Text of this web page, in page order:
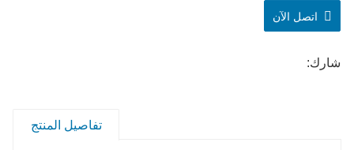
اتصل الآن
شارك:
تفاصيل المنتج